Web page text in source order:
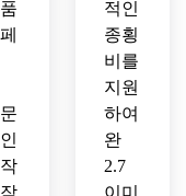
적인
종횡
비를
지원
하여
완
2.7